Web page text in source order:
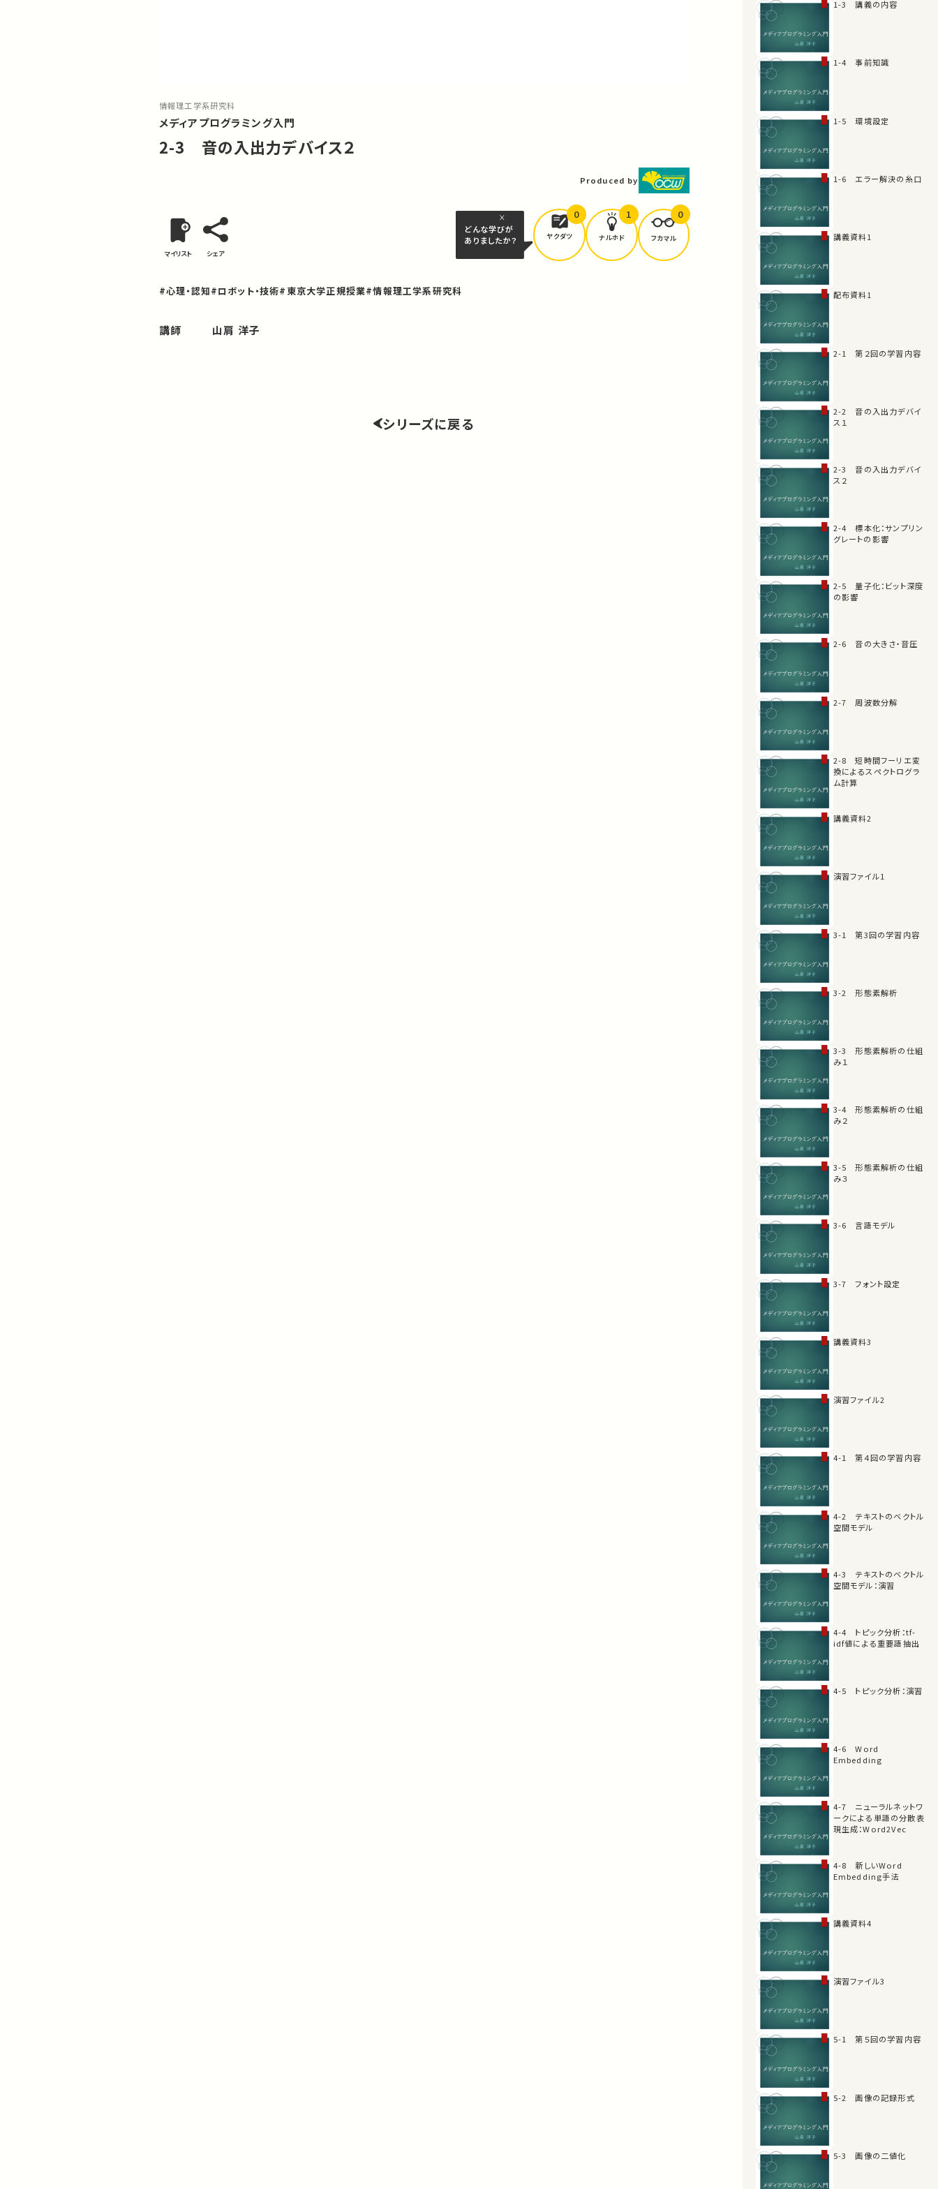
情報理工学系研究科
メディアプログラミング入門
2-3 音の入出力デバイス２
Produced by
マイリスト シェア
どんな学びが
ありましたか？
ヤクダツ
0
ナルホド
1
フカマル
0
#心理・認知#ロボット・技術#東京大学正規授業#情報理工学系研究科
講師 山肩 洋子
シリーズに戻る
1-3 講義の内容
1-4 事前知識
1-5 環境設定
1-6 エラー解決の糸口
講義資料1
配布資料1
2-1 第２回の学習内容
2-2 音の入出力デバイ
ス１
2-3 音の入出力デバイ
ス２
2-4 標本化：サンプリン
グレートの影響
2-5 量子化：ビット深度
の影響
2-6 音の大きさ・音圧
2-7 周波数分解
2-8 短時間フーリエ変
換によるスペクトログラ
ム計算
講義資料2
演習ファイル1
3-1 第3回の学習内容
3-2 形態素解析
3-3 形態素解析の仕組
み１
3-4 形態素解析の仕組
み２
3-5 形態素解析の仕組
み３
3-6 言語モデル
3-7 フォント設定
講義資料3
演習ファイル2
4-1 第４回の学習内容
4-2 テキストのベクトル
空間モデル
4-3 テキストのベクトル
空間モデル：演習
4-4 トピック分析：tf-
idf値による重要語抽出
4-5 トピック分析：演習
4-6 Word
Embedding
4-7 ニューラルネットワ
ークによる単語の分散表
現生成：Word2Vec
4-8 新しいWord
Embedding手法
講義資料4
演習ファイル3
5-1 第５回の学習内容
5-2 画像の記録形式
5-3 画像の二値化